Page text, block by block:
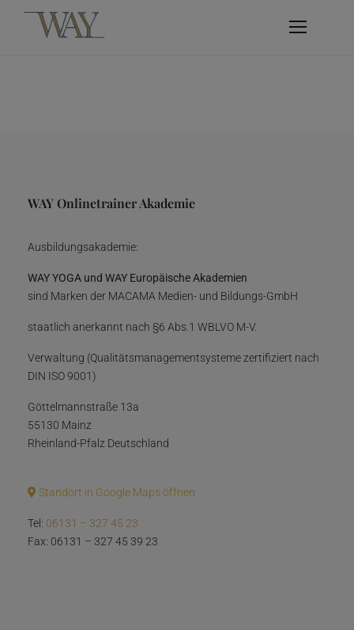
WAY Onlinetrainer Akademie
Ausbildungsakademie:
WAY YOGA und WAY Europäische Akademien
sind Marken der MACAMA Medien- und Bildungs-GmbH
staatlich anerkannt nach §6 Abs.1 WBLVO M-V.
Verwaltung (Qualitätsmanagementsysteme zertifiziert nach
DIN ISO 9001)
Göttelmannstraße 13a
55130 Mainz
Rheinland-Pfalz Deutschland
Standort in Google Maps öffnen
Tel: 06131 – 327 45 23
Fax: 06131 – 327 45 39 23